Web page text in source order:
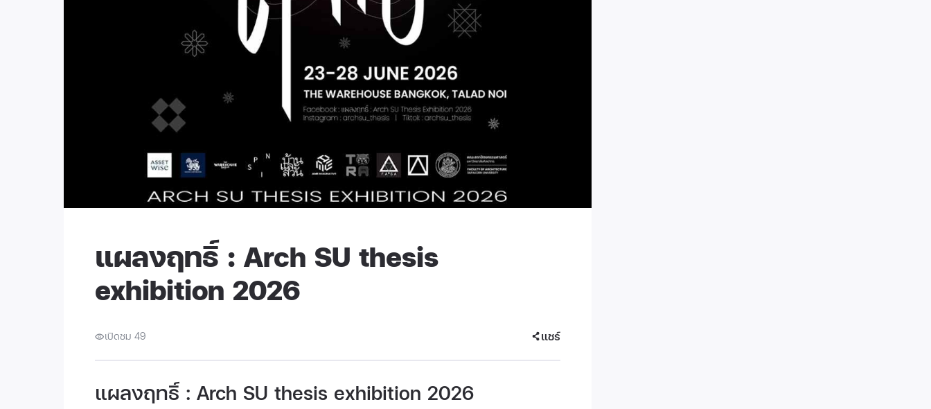
แผลงฤทธิ์ : Arch SU thesis
exhibition 2026
เปิดชม 49 แชร์
แผลงฤทธิ์ : Arch SU thesis exhibition 2026